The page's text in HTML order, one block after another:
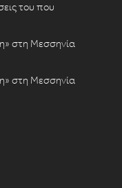
του που
στη Μεσσηνία
στη Μεσσηνία